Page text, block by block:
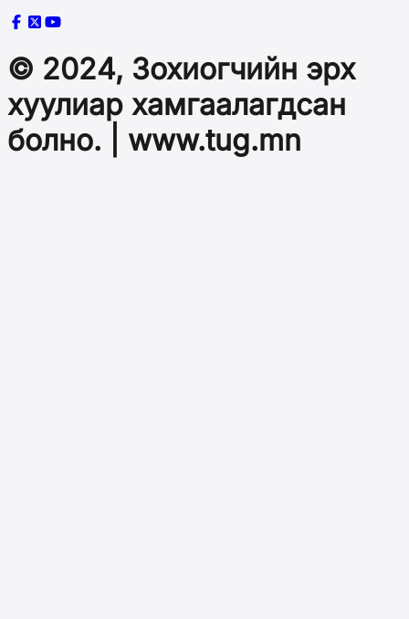
© 2024, Зохиогчийн эрх
хуулиар хамгаалагдсан
болно. | www.tug.mn